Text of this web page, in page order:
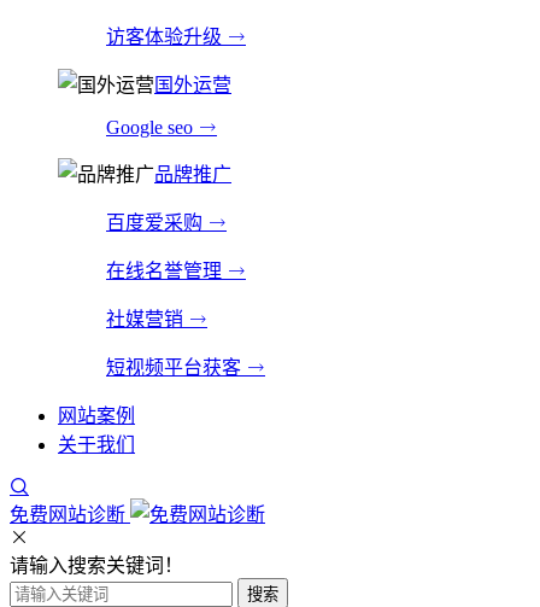
访客体验升级
国外运营
Google seo
品牌推广
百度爱采购
在线名誉管理
社媒营销
短视频平台获客
网站案例
关于我们
免费网站诊断
请输入搜索关键词！
搜索